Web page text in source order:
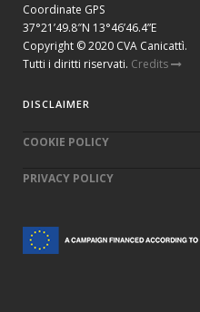
Coordinate GPS
37°21’49.8″N 13°46’46.4”E
Copyright © 2020 CVA Canicattì.
Tutti i diritti riservati. Credits
DISCLAIMER
COOKIE POLICY
PRIVACY POLICY